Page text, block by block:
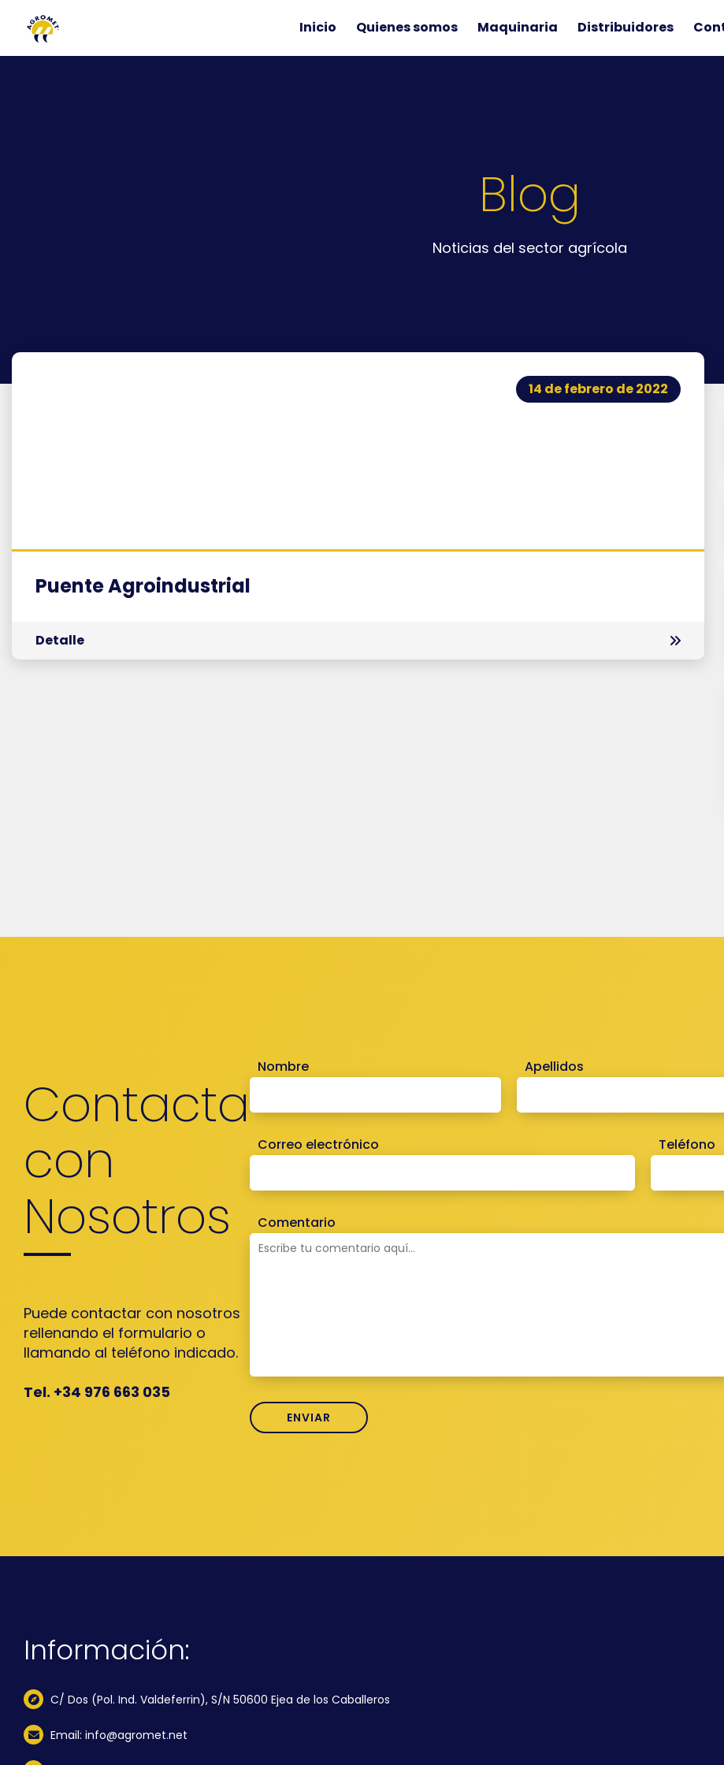
Inicio Quienes somos Maquinaria Distribuidores
Blog
Noticias del sector agrícola
Puente Agroindustrial
14 de febrero de 2022
Detalle
Contacta
con
Nosotros
Puede contactar con nosotros
rellenando el formulario o
llamando al teléfono indicado.
Tel. +34 976 663 035
Nombre Apellidos
Correo electrónico Teléfono
Comentario
Información:
C/ Dos (Pol. Ind. Valdeferrin), S/N 50600 Ejea de los Caballeros
Email: info@agromet.net